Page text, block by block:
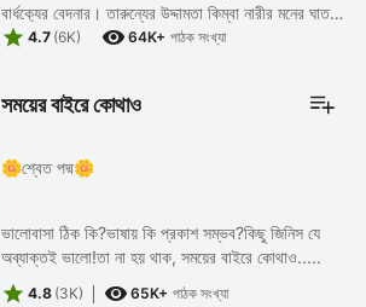
বার্ধক‍্যের বেদনার। তারুন্যের উদ্দামতা কিম্বা নারীর মনের ঘাত
প্রতিঘাত। সবটাই মূর্ত হয়ে ওঠে ...
 4.7 (6K)  64K+ পাঠক সংখ্যা
সময়ের বাইরে কোথাও
🌼শ্বেত পদ্ম🌼
ভালোবাসা ঠিক কি?ভাষায় কি প্রকাশ সম্ভব?কিছু জিনিস যে
অব্যাক্তই ভালো!তা না হয় থাক, সময়ের বাইরে কোথাও.....
 4.8 (3K)  65K+ পাঠক সংখ্যা